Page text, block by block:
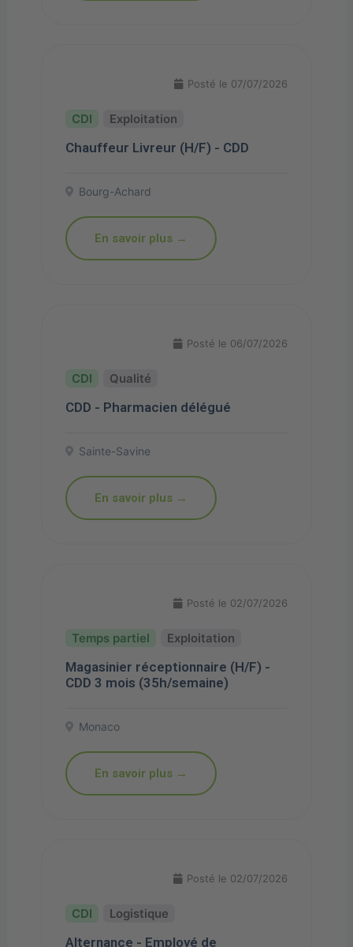
Posté le 07/07/2026
Exploitation
Chauffeur Livreur (H/F) - CDD
Bourg-Achard
En savoir plus →
Posté le 06/07/2026
Qualité
CDD - Pharmacien délégué
Sainte-Savine
En savoir plus →
Posté le 02/07/2026
Exploitation
Magasinier réceptionnaire (H/F) -
CDD 3 mois (35h/semaine)
Monaco
En savoir plus →
Posté le 02/07/2026
Logistique
Alternance - Employé de